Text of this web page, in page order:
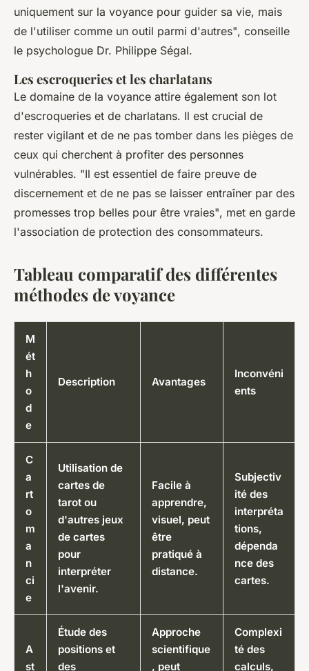
uniquement sur la voyance pour guider sa vie, mais
de l'utiliser comme un outil parmi d'autres", conseille
le psychologue Dr. Philippe Ségal.
Les escroqueries et les charlatans
Le domaine de la voyance attire également son lot
d'escroqueries et de charlatans. Il est crucial de
rester vigilant et de ne pas tomber dans les pièges de
ceux qui cherchent à profiter des personnes
vulnérables. "Il est essentiel de faire preuve de
discernement et de ne pas se laisser entraîner par des
promesses trop belles pour être vraies", met en garde
l'association de protection des consommateurs.
Tableau comparatif des différentes
méthodes de voyance
M
ét
h
o
d
e
Description Avantages
Inconvéni
ents
C
a
rt
o
m
a
n
ci
e
Utilisation de
cartes de
tarot ou
d'autres jeux
de cartes
pour
interpréter
l'avenir.
Facile à
apprendre,
visuel, peut
être
pratiqué à
distance.
Subjectiv
ité des
interpréta
tions,
dépenda
nce des
cartes.
A
st
Étude des
positions et
des
Approche
scientifique
, peut
Complexi
té des
calculs,